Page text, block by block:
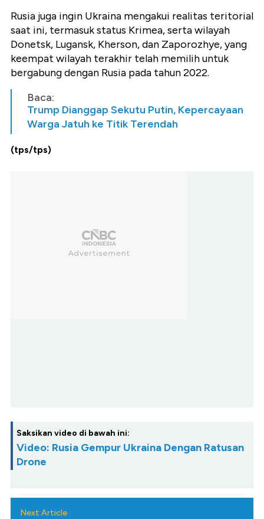
Rusia juga ingin Ukraina mengakui realitas teritorial
saat ini, termasuk status Krimea, serta wilayah
Donetsk, Lugansk, Kherson, dan Zaporozhye, yang
keempat wilayah terakhir telah memilih untuk
bergabung dengan Rusia pada tahun 2022.
Baca:
Trump Dianggap Sekutu Putin, Kepercayaan
Warga Jatuh ke Titik Terendah
(tps/tps)
Saksikan video di bawah ini:
Video: Rusia Gempur Ukraina Dengan Ratusan
Drone
Next Article